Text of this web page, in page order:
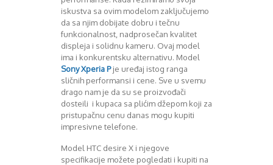
iskustva sa ovim modelom zaključujemo
da sa njim dobijate dobru i tečnu
funkcionalnost, nadprosečan kvalitet
displeja i solidnu kameru. Ovaj model
ima i konkurentsku alternativu. Model
Sony Xperia Pje uređaj istog ranga
sličnih performansi i cene. Sve u svemu
drago nam je da su se proizvođači
dosteili i kupaca sa plićim džepom koji za
pristupačnu cenu danas mogu kupiti
impresivne telefone.
Model HTC desire X i njegove
specifikacije možete pogledati i kupiti na